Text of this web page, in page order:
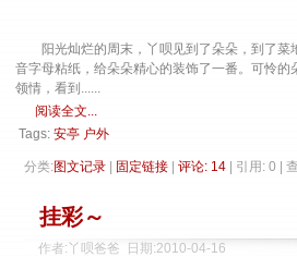
阳光灿烂的周末，丫呗见到了朵朵，到了菜
音字母粘纸，给朵朵精心的装饰了一番。可怜
领情，看到......
阅读全文...
Tags: 安亭 户外
分类:图文记录| 固定链接| 评论: 14| 引用: 0 |
挂彩～
作者:丫呗爸爸 日期:2010-04-16